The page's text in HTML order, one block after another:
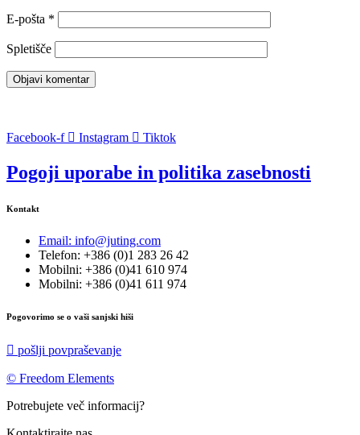
E-pošta *
Spletišče
Facebook-f Instagram Tiktok
Pogoji uporabe in politika zasebnosti
Kontakt
Email: info@juting.com
Telefon: +386 (0)1 283 26 42
Mobilni: +386 (0)41 610 974
Mobilni: +386 (0)41 611 974
Pogovorimo se o vaši sanjski hiši
pošlji povpraševanje
© Freedom Elements
Potrebujete več informacij?